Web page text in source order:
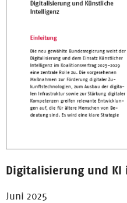
Digitalisierung und
Juni 2025